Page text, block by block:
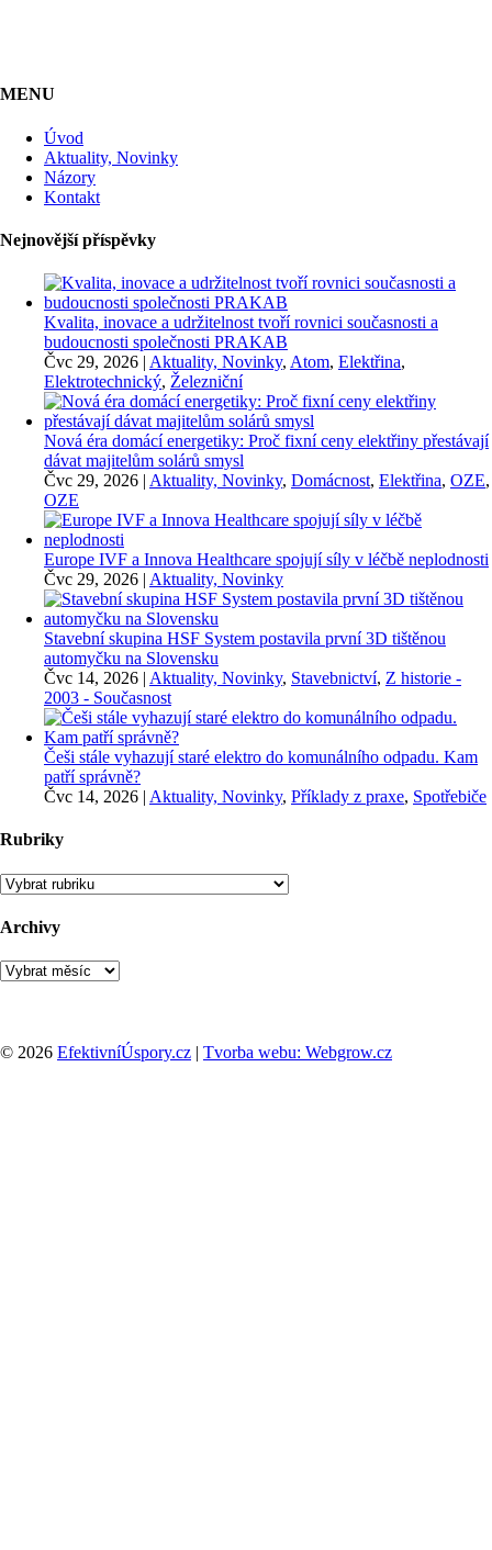
MENU
Úvod
Aktuality, Novinky
Názory
Kontakt
Nejnovější příspěvky
Kvalita, inovace a udržitelnost tvoří rovnici současnosti a
budoucnosti společnosti PRAKAB
Čvc 29, 2026 | Aktuality, Novinky, Atom, Elektřina,
Elektrotechnický, Železniční
Nová éra domácí energetiky: Proč fixní ceny elektřiny přestávají
dávat majitelům solárů smysl
Čvc 29, 2026 | Aktuality, Novinky, Domácnost, Elektřina, OZE,
OZE
Europe IVF a Innova Healthcare spojují síly v léčbě neplodnosti
Čvc 29, 2026 | Aktuality, Novinky
Stavební skupina HSF System postavila první 3D tištěnou
automyčku na Slovensku
Čvc 14, 2026 | Aktuality, Novinky, Stavebnictví, Z historie -
2003 - Současnost
Češi stále vyhazují staré elektro do komunálního odpadu. Kam
patří správně?
Čvc 14, 2026 | Aktuality, Novinky, Příklady z praxe, Spotřebiče
Rubriky
Rubriky
Archivy
Archivy
© 2026 EfektivníÚspory.cz | Tvorba webu: Webgrow.cz